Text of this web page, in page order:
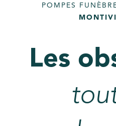
POMPES
Les